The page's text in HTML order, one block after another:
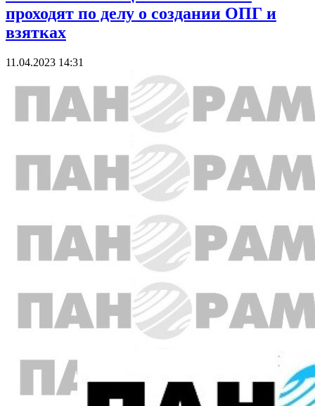
проходят по делу о создании ОПГ и
взятках
11.04.2023 14:31